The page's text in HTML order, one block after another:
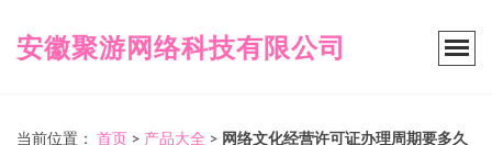
安徽聚游网络科技有限公司
当前位置： 首页 > 产品大全 > 网络文化经营许可证办理周期要多久